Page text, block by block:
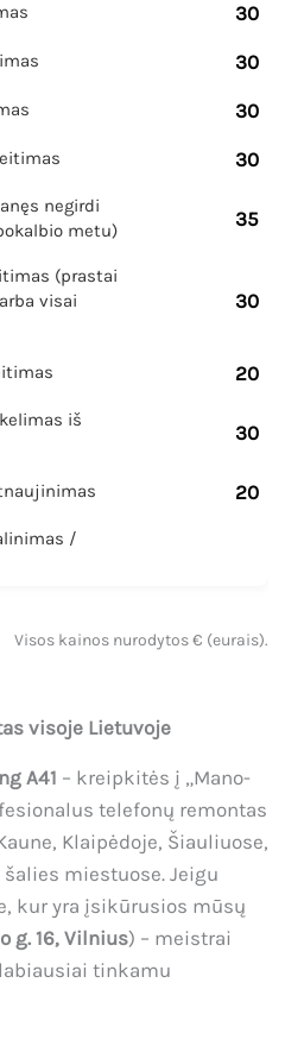
30
30
30
30
negirdi
metu)
35
(prastai
visai
30
20
iš
30
20
/
Visos kainos nurodytos € (eurais).
visoje Lietuvoje
A41 – kreipkitės į „Mano-
telefonų remontas
Klaipėdoje, Šiauliuose,
miestuose. Jeigu
kur yra įsikūrusios mūsų
g. 16, Vilnius) – meistrai
tinkamu